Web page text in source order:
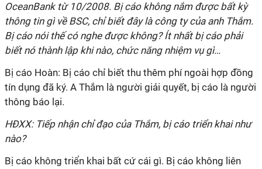
OceanBank từ 10/2008. Bị cáo không nắm được bất kỳ
thông tin gì về BSC, chỉ biết đây là công ty của anh Thắm.
Bị cáo nói thế có nghe được không? Ít nhất bị cáo phải
biết nó thành lập khi nào, chức năng nhiệm vụ gì…
Bị cáo Hoàn: Bị cáo chỉ biết thu thêm phí ngoài hợp đồng
tín dụng đã ký. A Thắm là người giải quyết, bị cáo là người
thông báo lại.
HĐXX: Tiếp nhận chỉ đạo của Thắm, bị cáo triển khai như
nào?
Bị cáo không triển khai bất cứ cái gì. Bị cáo không liên